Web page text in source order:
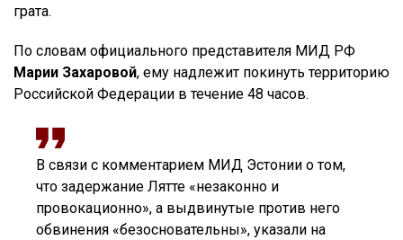
грата.
По словам официального представителя МИД РФ
Марии Захаровой, ему надлежит покинуть территорию
Российской Федерации в течение 48 часов.
В связи с комментарием МИД Эстонии о том,
что задержание Лятте «незаконно и
провокационно», а выдвинутые против него
обвинения «безосновательны», указали на